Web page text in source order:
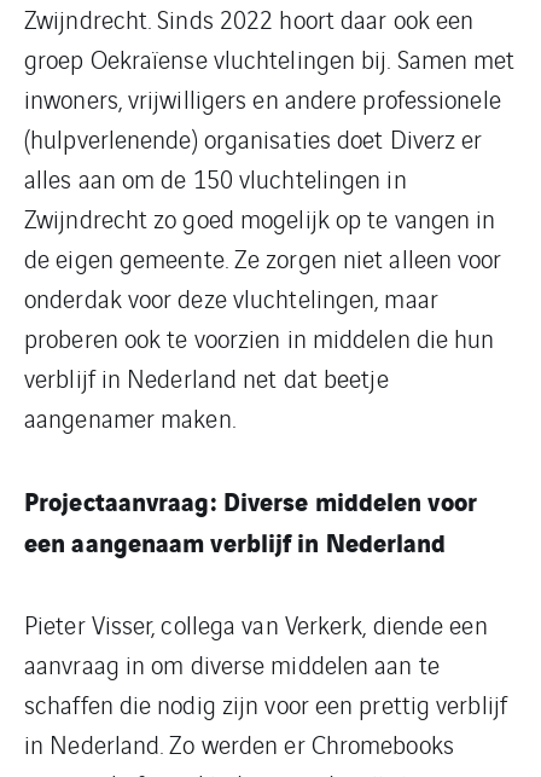
Zwijndrecht. Sinds 2022 hoort daar ook een
groep Oekraïense vluchtelingen bij. Samen met
inwoners, vrijwilligers en andere professionele
(hulpverlenende) organisaties doet Diverz er
alles aan om de 150 vluchtelingen in
Zwijndrecht zo goed mogelijk op te vangen in
de eigen gemeente. Ze zorgen niet alleen voor
onderdak voor deze vluchtelingen, maar
proberen ook te voorzien in middelen die hun
verblijf in Nederland net dat beetje
aangenamer maken.
Projectaanvraag: Diverse middelen voor
een aangenaam verblijf in Nederland
Pieter Visser, collega van Verkerk, diende een
aanvraag in om diverse middelen aan te
schaffen die nodig zijn voor een prettig verblijf
in Nederland. Zo werden er Chromebooks